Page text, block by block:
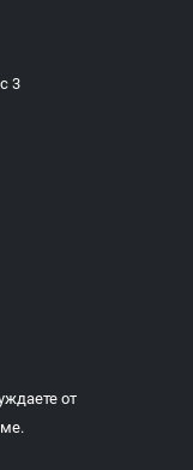
3
от